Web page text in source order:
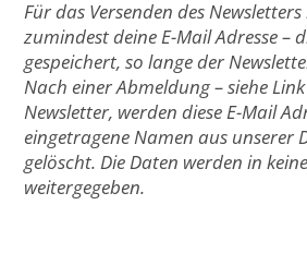
Für das Versenden des
zumindest deine E-Mail Adresse –
gespeichert, so lange der
Nach einer Abmeldung – siehe
Newsletter, werden diese E-Mail
eingetragene Namen aus unserer
gelöscht. Die Daten werden in
weitergegeben.